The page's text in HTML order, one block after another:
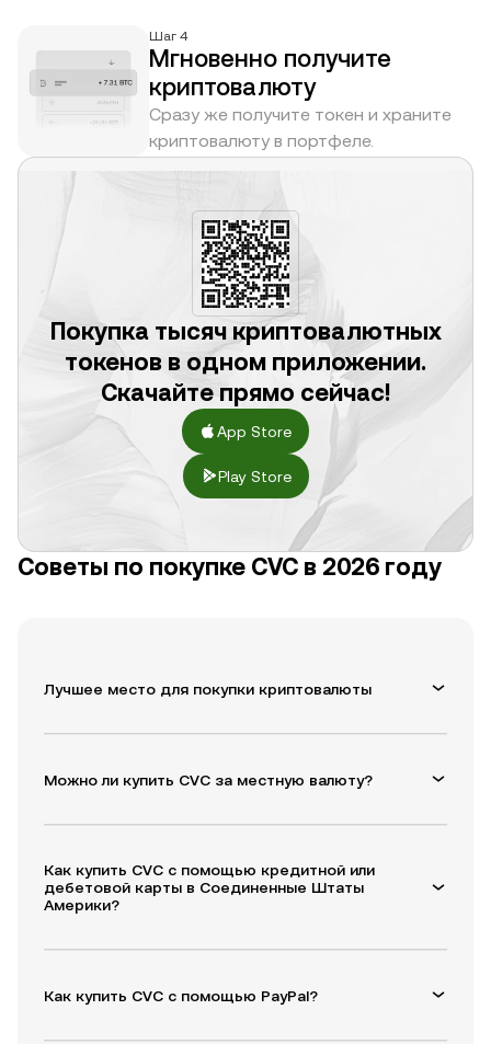
Шаг 4
Мгновенно получите
криптовалюту
Сразу же получите токен и храните
криптовалюту в портфеле.
Покупка тысяч криптовалютных
токенов в одном приложении.
Скачайте прямо сейчас!
App Store
Play Store
Советы по покупке CVC в 2026 году
Лучшее место для покупки криптовалюты
Можно ли купить CVC за местную валюту?
Как купить CVC с помощью кредитной или
дебетовой карты в Соединенные Штаты
Америки?
Как купить CVC с помощью PayPal?